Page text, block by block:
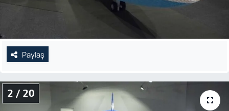
Paylaş
2 / 20